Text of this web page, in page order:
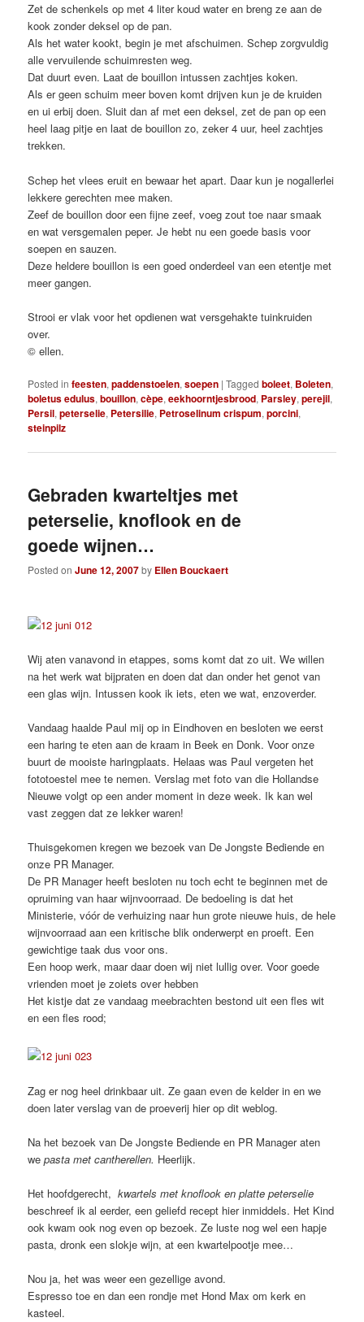
Zet de schenkels op met 4 liter koud water en breng ze aan de
kook zonder deksel op de pan.
Als het water kookt, begin je met afschuimen. Schep zorgvuldig
alle vervuilende schuimresten weg.
Dat duurt even. Laat de bouillon intussen zachtjes koken.
Als er geen schuim meer boven komt drijven kun je de kruiden
en ui erbij doen. Sluit dan af met een deksel, zet de pan op een
heel laag pitje en laat de bouillon zo, zeker 4 uur, heel zachtjes
trekken.
Schep het vlees eruit en bewaar het apart. Daar kun je nogallerlei
lekkere gerechten mee maken.
Zeef de bouillon door een fijne zeef, voeg zout toe naar smaak
en wat versgemalen peper. Je hebt nu een goede basis voor
soepen en sauzen.
Deze heldere bouillon is een goed onderdeel van een etentje met
meer gangen.
Strooi er vlak voor het opdienen wat versgehakte tuinkruiden
over.
© ellen.
Posted in feesten,paddenstoelen,soepen |Tagged boleet, Boleten,
boletus edulus,bouillon,cèpe,eekhoorntjesbrood, Parsley,perejil,
Persil,peterselie, Petersilie, Petroselinum crispum,porcini,
steinpilz
Gebraden kwarteltjes met
peterselie, knoflook en de
goede wijnen…
Posted onJune 12, 2007by Ellen Bouckaert
Wij aten vanavond in etappes, soms komt dat zo uit. We willen
na het werk wat bijpraten en doen dat dan onder het genot van
een glas wijn. Intussen kook ik iets, eten we wat, enzoverder.
Vandaag haalde Paul mij op in Eindhoven en besloten we eerst
een haring te eten aan de kraam in Beek en Donk. Voor onze
buurt de mooiste haringplaats. Helaas was Paul vergeten het
fototoestel mee te nemen. Verslag met foto van die Hollandse
Nieuwe volgt op een ander moment in deze week. Ik kan wel
vast zeggen dat ze lekker waren!
Thuisgekomen kregen we bezoek van De Jongste Bediende en
onze PR Manager.
De PR Manager heeft besloten nu toch echt te beginnen met de
opruiming van haar wijnvoorraad. De bedoeling is dat het
Ministerie, vóór de verhuizing naar hun grote nieuwe huis, de hele
wijnvoorraad aan een kritische blik onderwerpt en proeft. Een
gewichtige taak dus voor ons.
Een hoop werk, maar daar doen wij niet lullig over. Voor goede
vrienden moet je zoiets over hebben
Het kistje dat ze vandaag meebrachten bestond uit een fles wit
en een fles rood;
Zag er nog heel drinkbaar uit. Ze gaan even de kelder in en we
doen later verslag van de proeverij hier op dit weblog.
Na het bezoek van De Jongste Bediende en PR Manager aten
wepasta met cantherellen. Heerlijk.
Het hoofdgerecht,kwartels met knoflook en platte peterselie
beschreef ik al eerder, een geliefd recept hier inmiddels. Het Kind
ook kwam ook nog even op bezoek. Ze luste nog wel een hapje
pasta, dronk een slokje wijn, at een kwartelpootje mee…
Nou ja, het was weer een gezellige avond.
Espresso toe en dan een rondje met Hond Max om kerk en
kasteel.